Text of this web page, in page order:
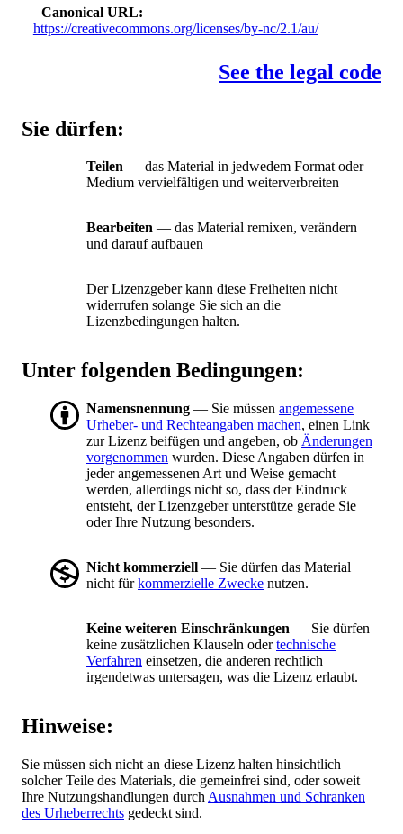
Canonical URL
https://creativecommons.org/licenses/by-nc/2.1/au/
See the legal code
Sie dürfen:
Teilen — das Material in jedwedem Format oder
Medium vervielfältigen und weiterverbreiten
Bearbeiten — das Material remixen, verändern
und darauf aufbauen
Der Lizenzgeber kann diese Freiheiten nicht
widerrufen solange Sie sich an die
Lizenzbedingungen halten.
Unter folgenden Bedingungen:
Namensnennung — Sie müssen angemessene
Urheber- und Rechteangaben machen, einen Link
zur Lizenz beifügen und angeben, ob Änderungen
vorgenommen wurden. Diese Angaben dürfen in
jeder angemessenen Art und Weise gemacht
werden, allerdings nicht so, dass der Eindruck
entsteht, der Lizenzgeber unterstütze gerade Sie
oder Ihre Nutzung besonders.
Nicht kommerziell — Sie dürfen das Material
nicht fürkommerzielle Zwecke nutzen.
Keine weiteren Einschränkungen — Sie dürfen
keine zusätzlichen Klauseln odertechnische
Verfahren einsetzen, die anderen rechtlich
irgendetwas untersagen, was die Lizenz erlaubt.
Hinweise:
Sie müssen sich nicht an diese Lizenz halten hinsichtlich
solcher Teile des Materials, die gemeinfrei sind, oder soweit
Ihre Nutzungshandlungen durch Ausnahmen und Schranken
des Urheberrechts gedeckt sind.